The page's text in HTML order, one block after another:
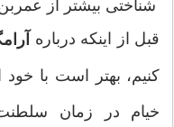
شناختی بیشتر از
قبل از اینکه درباره
کنیم، بهتر است با
خیام در زمان